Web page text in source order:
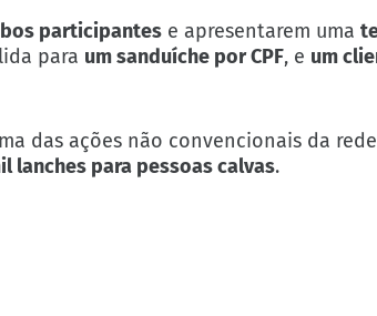
participantes e apresentarem uma
para um sanduíche por CPF, e um
das ações não convencionais da
lanches para pessoas calvas.